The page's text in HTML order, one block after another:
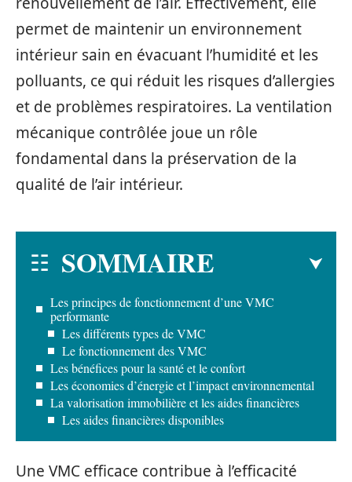
permet de maintenir un environnement
intérieur sain en évacuant l’humidité et les
polluants, ce qui réduit les risques d’allergies
et de problèmes respiratoires. La ventilation
mécanique contrôlée joue un rôle
fondamental dans la préservation de la
qualité de l’air intérieur.
SOMMAIRE
Les principes de fonctionnement d’une VMC
performante
Les différents types de VMC
Le fonctionnement des VMC
Les bénéfices pour la santé et le confort
Les économies d’énergie et l’impact environnemental
La valorisation immobilière et les aides financières
Les aides financières disponibles
Une VMC efficace contribue à l’efficacité